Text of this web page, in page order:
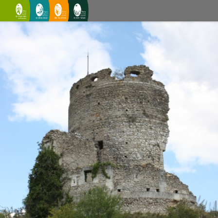
V4 - Les coteaux de Saint-Clair
Château-sur-Epte - PNRVF